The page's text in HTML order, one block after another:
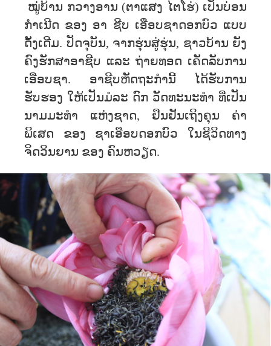
ໝູ່ບ້ານ ກວາງອານ (ຕາແສງ ໄຕໂຮ່) ເປັນບ່ອນ
ກໍາເນີດ ຂອງ ອາ ຊີບ ເອືອບຊາດອກບົວ ແບບ
ດັ້ງເດີມ. ປັດຈຸບັນ, ຈາກຮຸ່ນສູ່ຮຸ່ນ, ຊາວບ້ານ ຍັງ
ຄົງຮັກສາອາຊີບ ແລະ ຖ່າຍທອດ ເຄັດລັບການ
ເອືອບຊາ. ອາຊີບຫັດຖະກຳນີ້ ໄດ້ຮັບການ
ຮັບຮອງ ໃຫ້ເປັນມໍລະ ດົກ ວັດທະນະທຳ ທີ່ເປັນ
ນາມມະທຳ ແຫ່ງຊາດ, ຢືນຢັນເຖິງຄຸນ ຄ່າ
ພິເສດ ຂອງ ຊາເອືອບດອກບົວ ໃນຊີວິດທາງ
ຈິດວິນຍານ ຂອງ ຄົນຫວຽດ.